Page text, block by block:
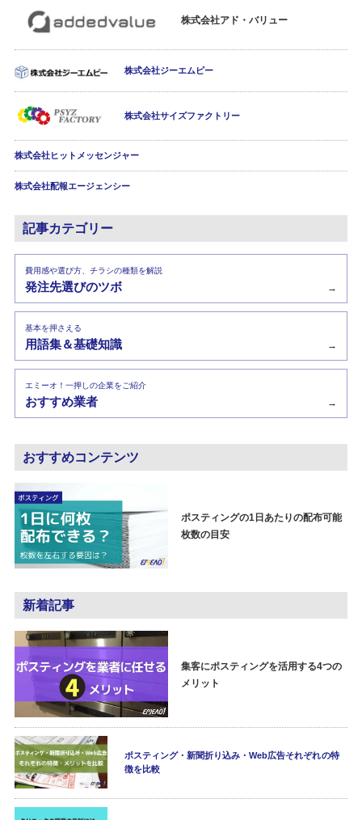
株式会社アド・バリュー
株式会社ジーエムピー
株式会社サイズファクトリー
株式会社ヒットメッセンジャー
株式会社配報エージェンシー
記事カテゴリー
費用感や選び方、チラシの種類を解説
発注先選びのツボ →
基本を押さえる
用語集＆基礎知識 →
エミーオ！一押しの企業をご紹介
おすすめ業者 →
おすすめコンテンツ
ポスティングの1日あたりの配布可能
枚数の目安
新着記事
集客にポスティングを活用する4つの
メリット
ポスティング・新聞折り込み・Web広告それぞれの特
徴を比較